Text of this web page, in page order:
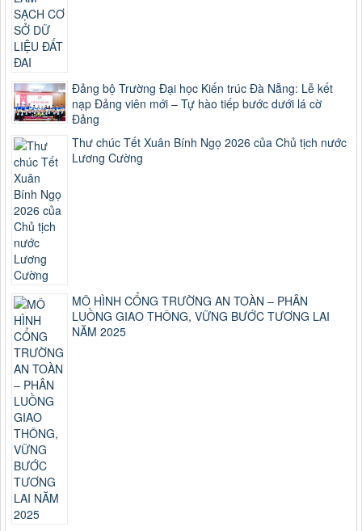
Đảng bộ Trường Đại học Kiến trúc Đà Nẵng: Lễ kết
nạp Đảng viên mới – Tự hào tiếp bước dưới lá cờ
Đảng
Thư chúc Tết Xuân Bính Ngọ 2026 của Chủ tịch nước
Lương Cường
MÔ HÌNH CỔNG TRƯỜNG AN TOÀN – PHÂN
LUỒNG GIAO THÔNG, VỮNG BƯỚC TƯƠNG LAI
NĂM 2025